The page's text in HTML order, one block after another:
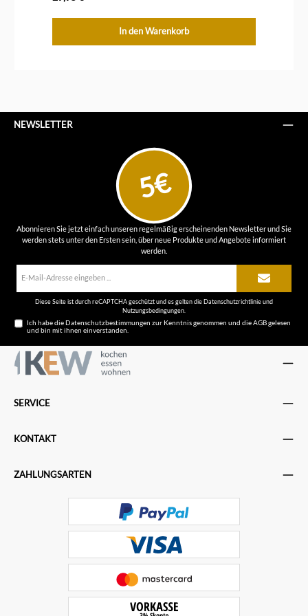
In den Warenkorb
NEWSLETTER
5€
Abonnieren Sie jetzt einfach unseren regelmäßig erscheinenden Newsletter und Sie
werden stets unter den Ersten sein, über neue Produkte und Angebote informiert
werden.
Diese Seite ist durch reCAPTCHA geschützt und es gelten dieDatenschutzrichtlinieund
Nutzungsbedingungen
Ich habe dieDatenschutzbestimmungen zur Kenntnis genommen und dieAGBgelesen
und bin mit ihnen einverstanden.
SERVICE
KONTAKT
ZAHLUNGSARTEN